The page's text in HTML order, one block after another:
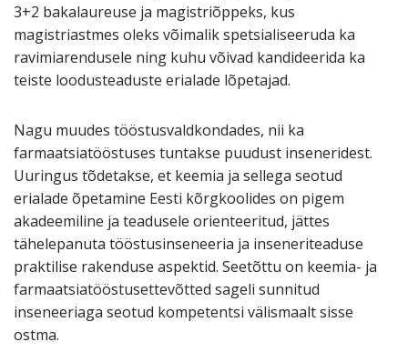
3+2 bakalaureuse ja magistriõppeks, kus
magistriastmes oleks võimalik spetsialiseeruda ka
ravimiarendusele ning kuhu võivad kandideerida ka
teiste loodusteaduste erialade lõpetajad.
Nagu muudes tööstusvaldkondades, nii ka
farmaatsiatööstuses tuntakse puudust inseneridest.
Uuringus tõdetakse, et keemia ja sellega seotud
erialade õpetamine Eesti kõrgkoolides on pigem
akadeemiline ja teadusele orienteeritud, jättes
tähelepanuta tööstusinseneeria ja inseneriteaduse
praktilise rakenduse aspektid. Seetõttu on keemia- ja
farmaatsiatööstusettevõtted sageli sunnitud
inseneeriaga seotud kompetentsi välismaalt sisse
ostma.